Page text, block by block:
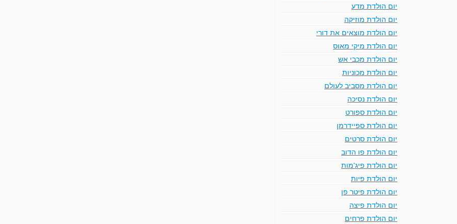
יום הולדת מדע
יום הולדת מוזיקה
יום הולדת מוצאים את דורי
יום הולדת מיקי מאוס
יום הולדת מכבי אש
יום הולדת מכוניות
יום הולדת מסביב לעולם
יום הולדת נסיכה
יום הולדת ספורט
יום הולדת ספיידרמן
יום הולדת סרטים
יום הולדת פו הדוב
יום הולדת פיג'מות
יום הולדת פיות
יום הולדת פיטר פן
יום הולדת פיצה
יום הולדת פרחים